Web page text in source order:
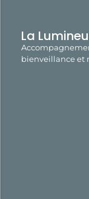
La
bienveillance et